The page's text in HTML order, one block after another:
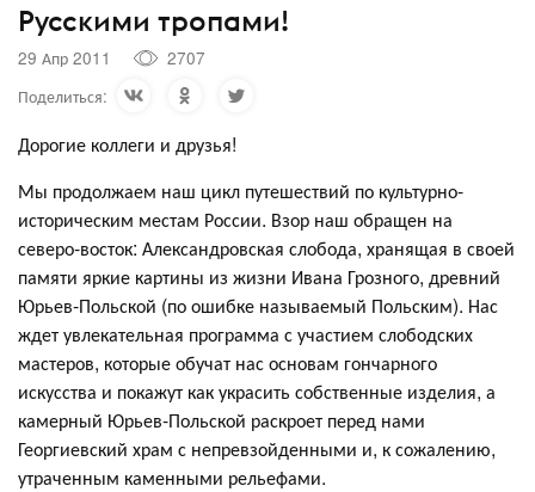
Русскими тропами!
29 Апр 2011
2707
Поделиться:
Дорогие коллеги и друзья!
Мы продолжаем наш цикл путешествий по культурно-
историческим местам России. Взор наш обращен на
северо-восток: Александровская слобода, хранящая в своей
памяти яркие картины из жизни Ивана Грозного, древний
Юрьев-Польской (по ошибке называемый Польским). Нас
ждет увлекательная программа с участием слободских
мастеров, которые обучат нас основам гончарного
искусства и покажут как украсить собственные изделия, а
камерный Юрьев-Польской раскроет перед нами
Георгиевский храм с непревзойденными и, к сожалению,
утраченным каменными рельефами.